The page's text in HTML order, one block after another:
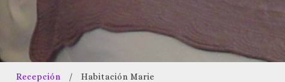
Recepción / Habitación Marie